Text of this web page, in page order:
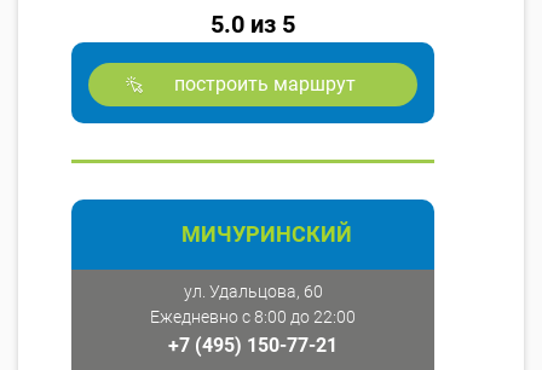
5.0 из 5
построить маршрут
МИЧУРИНСКИЙ
ул. Удальцова, 60
Ежедневно с 8:00 до 22:00
+7 (495) 150-77-21